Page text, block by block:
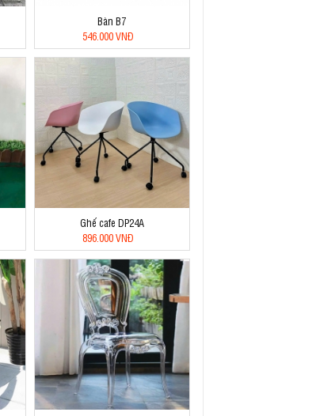
Bàn B7
546.000 VNĐ
Ghế cafe DP24A
896.000 VNĐ